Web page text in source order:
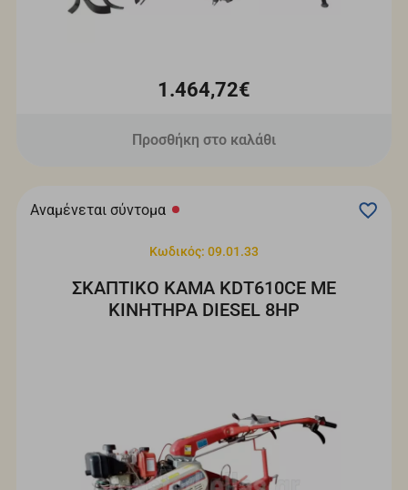
1.464,72€
Προσθήκη στο καλάθι
Αναμένεται σύντομα
Κωδικός: 09.01.33
ΣΚΑΠΤΙΚΟ ΚΑΜΑ KDT610CE ΜΕ
ΚΙΝΗΤΗΡΑ DIESEL 8HP